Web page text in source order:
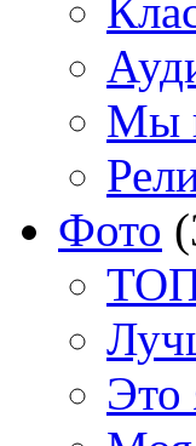
Мы
Фото
Это